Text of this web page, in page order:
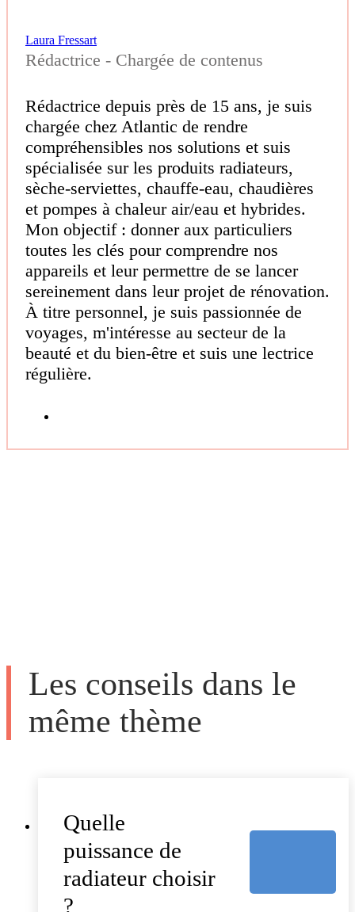
Laura Fressart
Rédactrice - Chargée de contenus
Rédactrice depuis près de 15 ans, je suis
chargée chez Atlantic de rendre
compréhensibles nos solutions et suis
spécialisée sur les produits radiateurs,
sèche-serviettes, chauffe-eau, chaudières
et pompes à chaleur air/eau et hybrides.
Mon objectif : donner aux particuliers
toutes les clés pour comprendre nos
appareils et leur permettre de se lancer
sereinement dans leur projet de rénovation.
À titre personnel, je suis passionnée de
voyages, m'intéresse au secteur de la
beauté et du bien-être et suis une lectrice
régulière.
Les conseils dans le
même thème
Quelle
puissance de
radiateur choisir
?